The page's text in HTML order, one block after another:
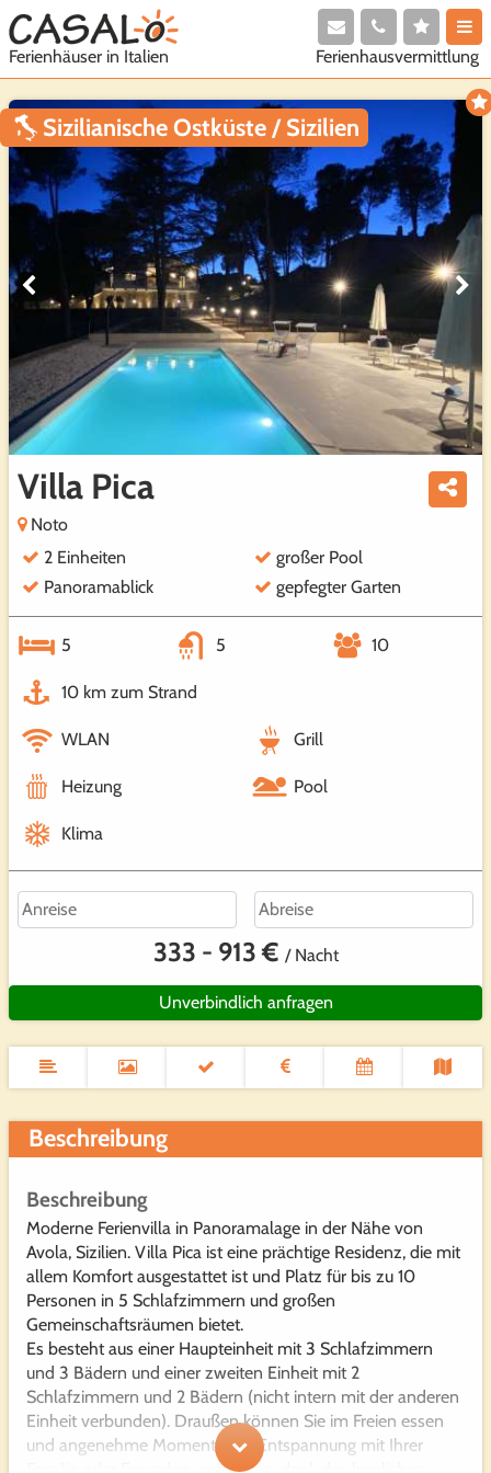
Ferienhausvermittlung
Ferienhäuser in Italien
Sizilianische Ostküste / Sizilien
Villa Pica
Noto
2 Einheiten
großer Pool
Panoramablick
gepfegter Garten
5 5 10
10 km zum Strand
WLAN Grill
Heizung Pool
Klima
333 - 913 € / Nacht
Unverbindlich anfragen
Beschreibung
Beschreibung
Moderne Ferienvilla in Panoramalage in der Nähe von
Avola, Sizilien. Villa Pica ist eine prächtige Residenz, die mit
allem Komfort ausgestattet ist und Platz für bis zu 10
Personen in 5 Schlafzimmern und großen
Gemeinschaftsräumen bietet.
Es besteht aus einer Haupteinheit mit 3 Schlafzimmern
und 3 Bädern und einer zweiten Einheit mit 2
Schlafzimmern und 2 Bädern (nicht intern mit der anderen
Einheit verbunden). Draußen können Sie im Freien essen
und angenehme Momente der Entspannung mit Ihrer
Familie oder Freunden verbringen, dank des herrlichen